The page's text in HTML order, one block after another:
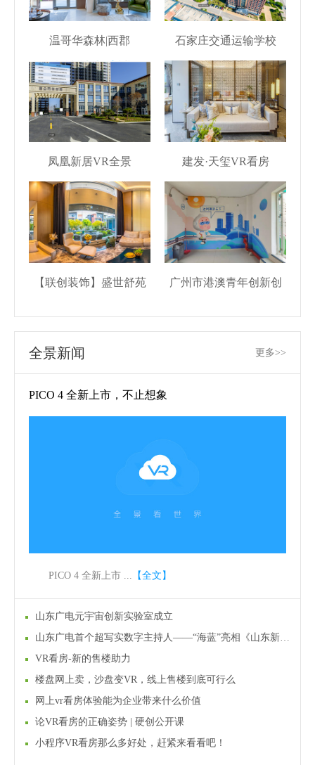
温哥华森林|西郡 石家庄交通运输学校
凤凰新居VR全景 建发·天玺VR看房
【联创装饰】盛世舒苑 广州市港澳青年创新创
更多>>
全景新闻
PICO 4 全新上市，不止想象
PICO 4 全新上市 ... 【全文】
山东广电元宇宙创新实验室成立
VR看房-新的售楼助力
楼盘网上卖，沙盘变VR，线上售楼到底可行么
网上vr看房体验能为企业带来什么价值
论VR看房的正确姿势 | 硬创公开课
小程序VR看房那么多好处，赶紧来看看吧！